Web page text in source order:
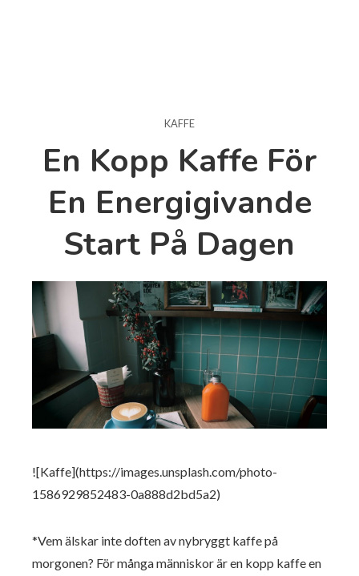
KAFFE
En Kopp Kaffe För
En Energigivande
Start På Dagen
![Kaffe](https://images.unsplash.com/photo-
1586929852483-0a888d2bd5a2)
*Vem älskar inte doften av nybryggt kaffe på
morgonen? För många människor är en kopp kaffe en